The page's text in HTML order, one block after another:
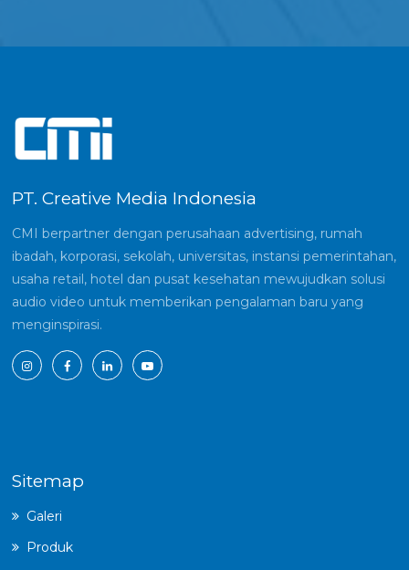
PT. Creative Media Indonesia
CMI berpartner dengan perusahaan advertising, rumah
ibadah, korporasi, sekolah, universitas, instansi pemerintahan,
usaha retail, hotel dan pusat kesehatan mewujudkan solusi
audio video untuk memberikan pengalaman baru yang
menginspirasi.
Sitemap
Galeri
Produk